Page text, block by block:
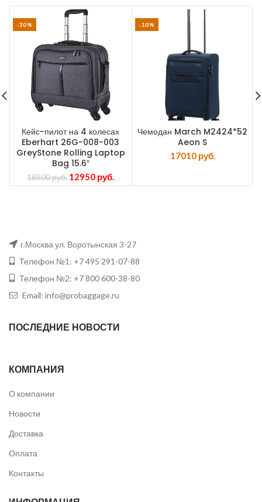
-30%
Кейс-пилот на 4 колесах
Eberhart 26G-008-003
GreyStone Rolling Laptop
Bag 15.6″
18500руб. 12950 руб.
-10%
Чемодан March M2424*52
Aeon S
17010руб.
г.Москва ул. Воротынская 3-27
Телефон №1: +7 495 291-07-88
Телефон №2: +7 800 600-38-80
Email: info@probaggage.ru
ПОСЛЕДНИЕ НОВОСТИ
КОМПАНИЯ
О компании
Новости
Доставка
Оплата
Контакты